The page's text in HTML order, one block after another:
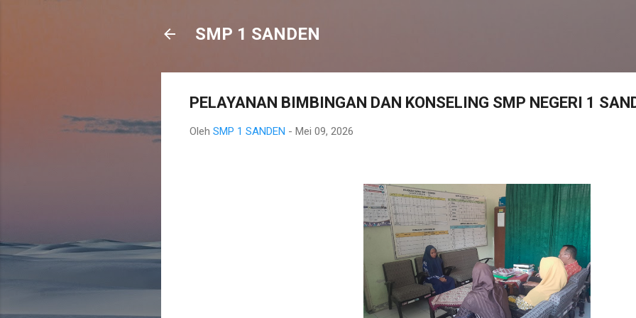
SMP 1 SANDEN
PELAYANAN BIMBINGAN DAN KONSELING SMP NEGERI 1
Oleh SMP 1 SANDEN - Mei 09, 2026